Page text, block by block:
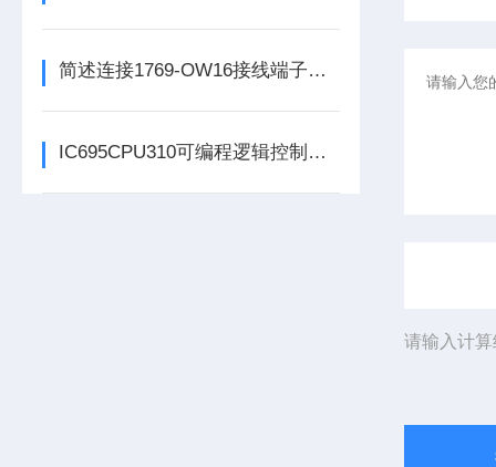
简述连接1769-OW16接线端子所需要注意的事项
IC695CPU310可编程逻辑控制器在各行业中具体应用分享
请输入计